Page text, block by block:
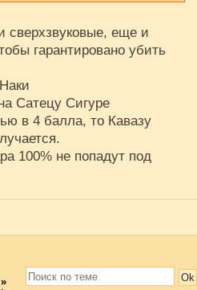
сверхзвуковые, еще и
гарантировано убить
Сатецу Сигуре
в 4 балла, то Кавазу
100% не попадут под
»